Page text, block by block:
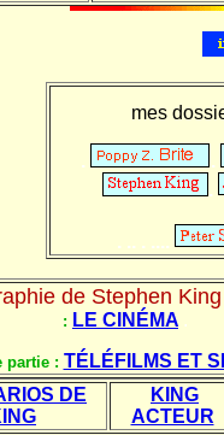
mes
.
.
.
. .. . ....
de Stephen
: LE CINÉMA .
partie : TÉLÉFILMS ET
DE
KING
ACTEUR